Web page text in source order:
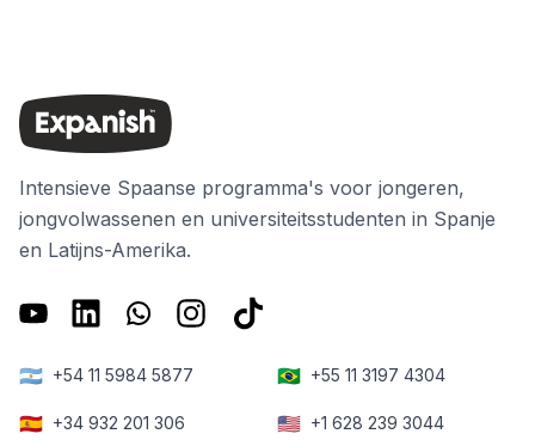
Intensieve Spaanse programma's voor jongeren,
jongvolwassenen en universiteitsstudenten in Spanje
en Latijns-Amerika.
🇦🇷 +54 11 5984 5877 🇧🇷 +55 11 3197 4304
🇪🇸 +34 932 201 306 🇺🇸 +1 628 239 3044